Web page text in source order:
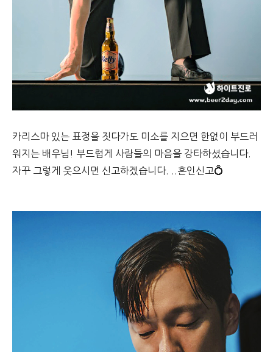
카리스마 있는 표정을 짓다가도 미소를 지으면 한없이 부드러
워지는 배우님! 부드럽게 사람들의 마음을 강타하셨습니다.
자꾸 그렇게 웃으시면 신고하겠습니다. ..혼인신고💍